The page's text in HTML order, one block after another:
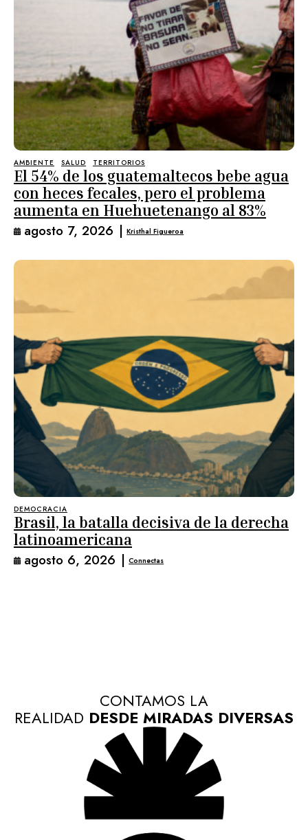
AMBIENTE SALUD TERRITORIOS
El 54% de los guatemaltecos bebe agua
con heces fecales, pero el problema
aumenta en Huehuetenango al 83%
agosto 7, 2026 | Kristhal Figueroa
DEMOCRACIA
Brasil, la batalla decisiva de la derecha
latinoamericana
agosto 6, 2026 | Connectas
CONTAMOS LA
REALIDAD DESDE MIRADAS DIVERSAS